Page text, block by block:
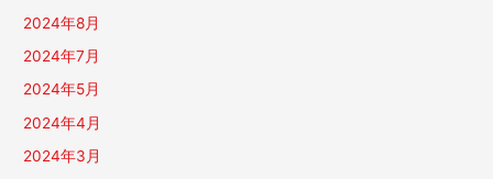
2024年8月
2024年7月
2024年5月
2024年4月
2024年3月